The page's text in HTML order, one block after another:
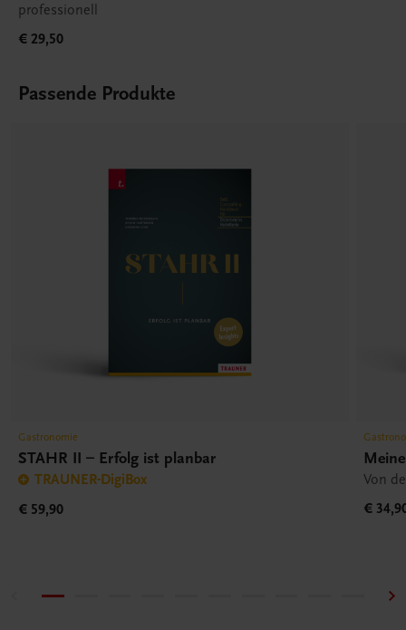
professionell
€ 29,50
Passende Produkte
Gastronomie
STAHR II – Erfolg ist planbar
TRAUNER-DigiBox
€ 59,90
Von
€